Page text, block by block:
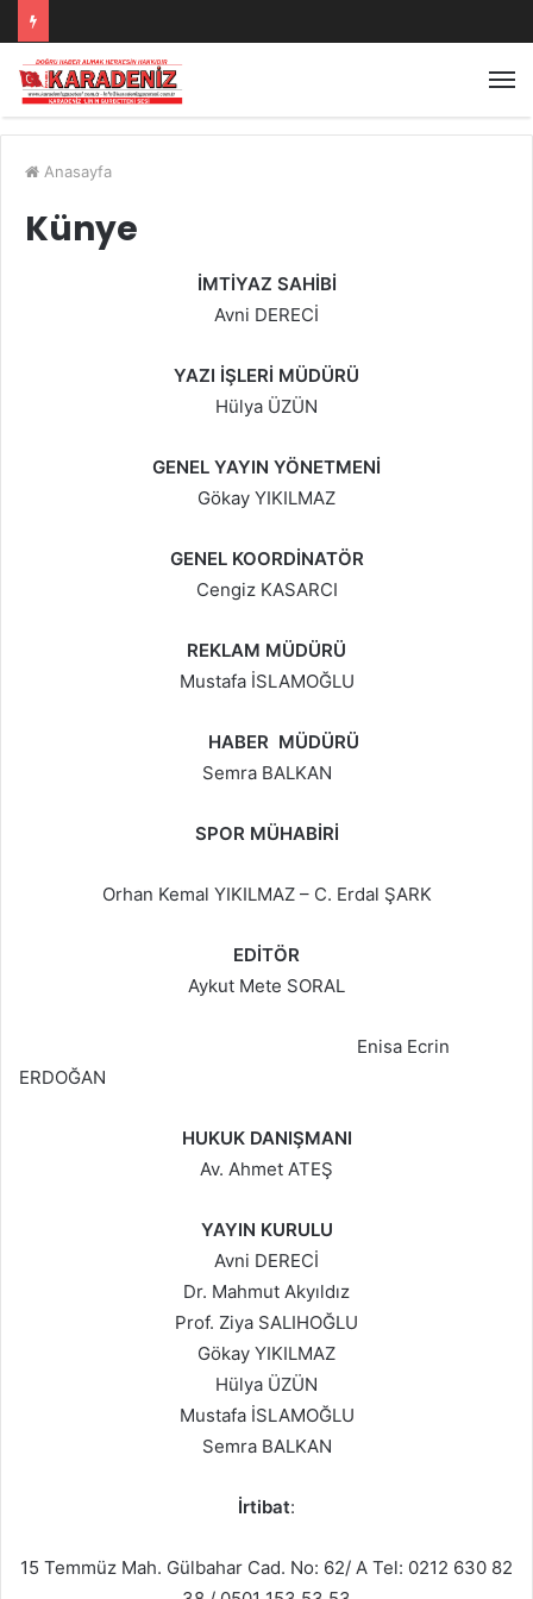
Anasayfa
Künye
İMTİYAZ SAHİBİ
Avni DERECİ
YAZI İŞLERİ MÜDÜRÜ
Hülya ÜZÜN
GENEL YAYIN YÖNETMENİ
Gökay YIKILMAZ
GENEL KOORDİNATÖR
Cengiz KASARCI
REKLAM MÜDÜRÜ
Mustafa İSLAMOĞLU
HABER MÜDÜRÜ
Semra BALKAN
SPOR MÜHABİRİ
Orhan Kemal YIKILMAZ – C. Erdal ŞARK
EDİTÖR
Aykut Mete SORAL
Enisa Ecrin
ERDOĞAN
HUKUK DANIŞMANI
Av. Ahmet ATEŞ
YAYIN KURULU
Avni DERECİ
Dr. Mahmut Akyıldız
Prof. Ziya SALIHOĞLU
Gökay YIKILMAZ
Hülya ÜZÜN
Mustafa İSLAMOĞLU
Semra BALKAN
İrtibat:
15 Temmüz Mah. Gülbahar Cad. No: 62/ A Tel: 0212 630 82